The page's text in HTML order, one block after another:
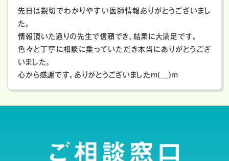
先日は親切でわかりやすい医師情報ありがとうございまし
た。
情報頂いた通りの先生で信頼でき、結果に大満足です。
色々と丁寧に相談に乗っていただき本当にありがとうござ
いました。
心から感謝です。ありがとうございましたm(__)m